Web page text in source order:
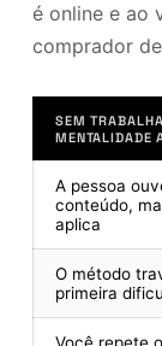
é online e ao
comprador
SEM
MENTALIDADE
A pessoa
conteúdo,
aplica
O método
primeira